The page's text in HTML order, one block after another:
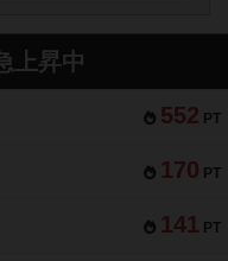
上昇中
552 PT
170 PT
141 PT